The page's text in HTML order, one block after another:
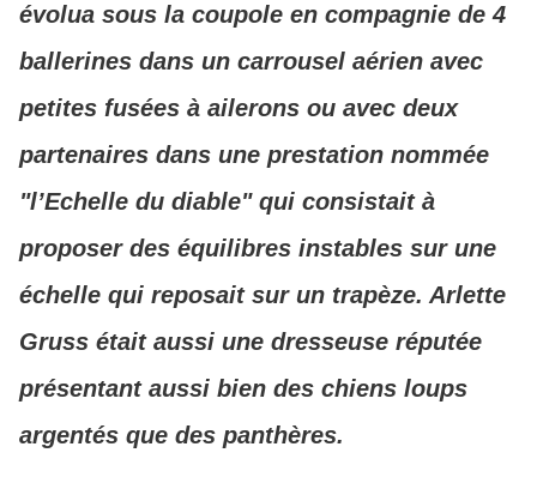
évolua sous la coupole en compagnie de 4
ballerines dans un carrousel aérien avec
petites fusées à ailerons ou avec deux
partenaires dans une prestation nommée
"l’Echelle du diable" qui consistait à
proposer des équilibres instables sur une
échelle qui reposait sur un trapèze. Arlette
Gruss était aussi une dresseuse réputée
présentant aussi bien des chiens loups
argentés que des panthères.